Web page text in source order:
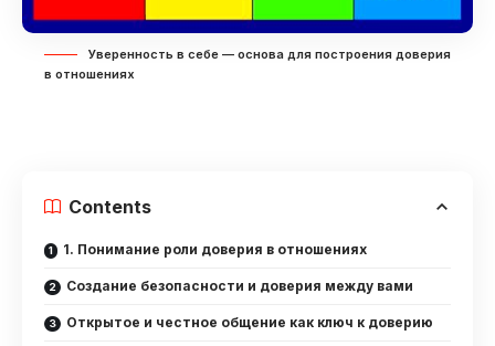
Уверенность в себе — основа для построения доверия
в отношениях
Contents
1. Понимание роли доверия в отношениях
Создание безопасности и доверия между вами
Открытое и честное общение как ключ к доверию